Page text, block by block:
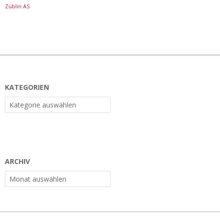
Züblin AS
KATEGORIEN
Kategorien
ARCHIV
Archiv